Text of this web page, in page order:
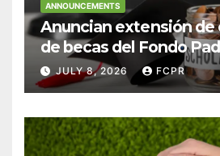
ANNOUNCEMENTS
Anuncian extensión de
de becas del Fondo
Hendricks, SJ para
Colegio San Ignacio
JULY 8, 2026 FCPR